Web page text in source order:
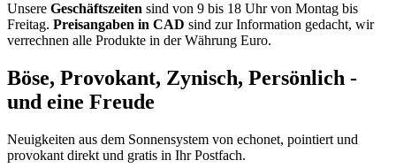
Unsere Geschäftszeiten sind von 9 bis 18 Uhr von Montag bis
Freitag. Preisangaben in CAD sind zur Information gedacht, wir
verrechnen alle Produkte in der Währung Euro.
Böse, Provokant, Zynisch, Persönlich -
und eine Freude
Neuigkeiten aus dem Sonnensystem von echonet, pointiert und
provokant direkt und gratis in Ihr Postfach.